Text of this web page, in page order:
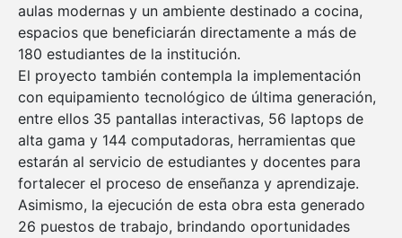
aulas modernas y un ambiente destinado a cocina,
espacios que beneficiarán directamente a más de
180 estudiantes de la institución.
El proyecto también contempla la implementación
con equipamiento tecnológico de última generación,
entre ellos 35 pantallas interactivas, 56 laptops de
alta gama y 144 computadoras, herramientas que
estarán al servicio de estudiantes y docentes para
fortalecer el proceso de enseñanza y aprendizaje.
Asimismo, la ejecución de esta obra esta generado
26 puestos de trabajo, brindando oportunidades